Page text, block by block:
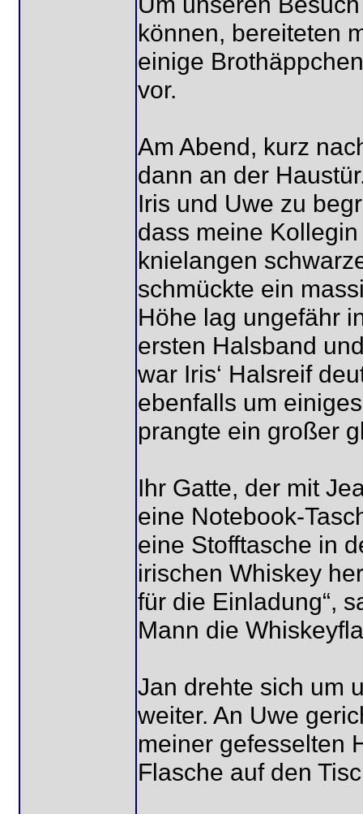
können, bereiteten
einige
vor.
Am Abend, kurz
dann an der
Iris und Uwe zu
dass meine
knielangen
schmückte ein
Höhe lag ungefähr
ersten Halsband
war Iris‘ Halsreif
ebenfalls um
prangte ein großer
Ihr Gatte, der mit
eine Notebook-
eine Stofftasche in
irischen Whiskey
für die Einladung“,
Mann die
Jan drehte sich um
weiter. An Uwe
meiner gefesselten
Flasche auf den